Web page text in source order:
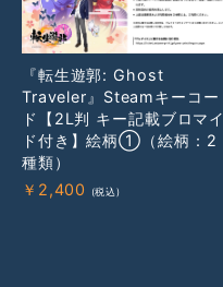
『転生遊郭: Ghost
Traveler』Steamキーコー
ド【2L判 キー記載ブロマイ
ド付き】絵柄①（絵柄：2
種類）
￥ 2,400